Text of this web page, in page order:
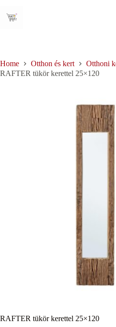
content
Home Otthon és kert Otthoni
RAFTER tükör kerettel 25×120
RAFTER tükör kerettel 25×120